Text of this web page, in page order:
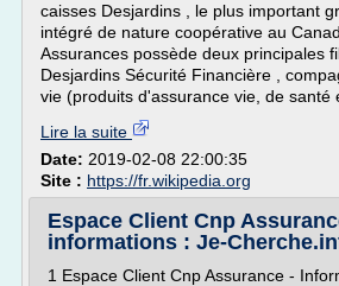
caisses Desjardins , le plus important
intégré de nature coopérative au
Assurances possède deux principales
Desjardins Sécurité Financière ,
vie (produits d'assurance vie, de santé
Lire la suite
Date: 2019-02-08 22:00:35
Site : https://fr.wikipedia.org
Espace Client Cnp
informations : Je-
1 Espace Client Cnp Assurance -